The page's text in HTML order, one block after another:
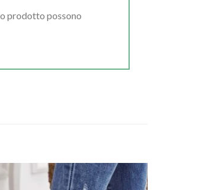
prodotto possono